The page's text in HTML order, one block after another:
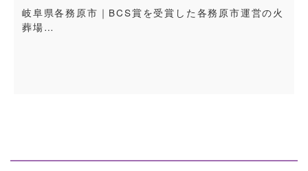
岐阜県各務原市｜BCS賞を受賞した各務原市運営の火
葬場…